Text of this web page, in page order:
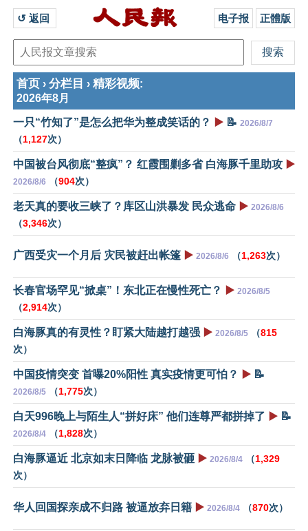
↺ 返回 电子报 正體版
首页 › 分栏目 › 精彩视频:
2026年8月
一只“竹知了”是怎么把华为整成笑话的？ ▶️ 📝 2026/8/7
（1,127次）
中国被台风彻底“整疯”？ 红霞围剿多省 白海豚千里助攻 ▶️
2026/8/6 （904次）
老天真的要收三峡了？库区山洪暴发 民众逃命 ▶️ 2026/8/6
（3,346次）
广西受灾一个月后 灾民被赶出帐篷 ▶️ 2026/8/6 （1,263次）
长春官场罕见“掀桌”！东北正在慢性死亡？ ▶️ 2026/8/5
（2,914次）
白海豚真的有灵性？盯紧大陆越打越强 ▶️ 2026/8/5 （815
次）
中国疫情突变 首曝20%阳性 真实疫情更可怕？ ▶️ 📝
2026/8/5 （1,775次）
白天996晚上与陌生人“拼好床” 他们连尊严都拼掉了 ▶️ 📝
2026/8/4 （1,828次）
白海豚逼近 北京如末日降临 龙脉被砸 ▶️ 2026/8/4 （1,329
次）
华人回国探亲成不归路 被逼放弃日籍 ▶️ 2026/8/4 （870次）